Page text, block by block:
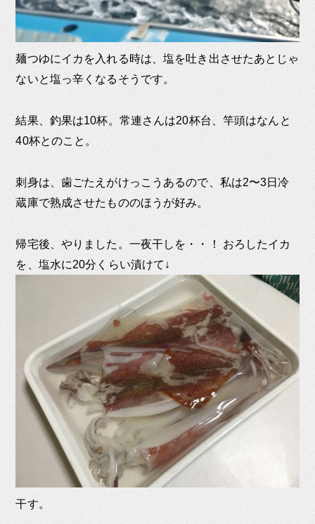
麺つゆにイカを入れる時は、塩を吐き出させたあとじゃ
ないと塩っ辛くなるそうです。
結果、釣果は10杯。常連さんは20杯台、竿頭はなんと
40杯とのこと。
刺身は、歯ごたえがけっこうあるので、私は2〜3日冷
蔵庫で熟成させたもののほうが好み。
帰宅後、やりました。一夜干しを・・！ おろしたイカ
を、塩水に20分くらい漬けて↓
干す。